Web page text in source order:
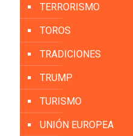
TERRORISMO
TOROS
TRADICIONES
TRUMP
TURISMO
UNIÓN EUROPEA